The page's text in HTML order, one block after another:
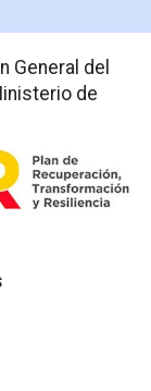
General del
de